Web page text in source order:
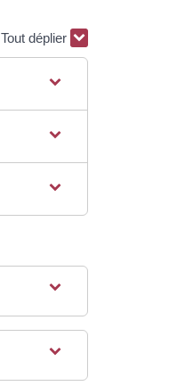
Tout déplier